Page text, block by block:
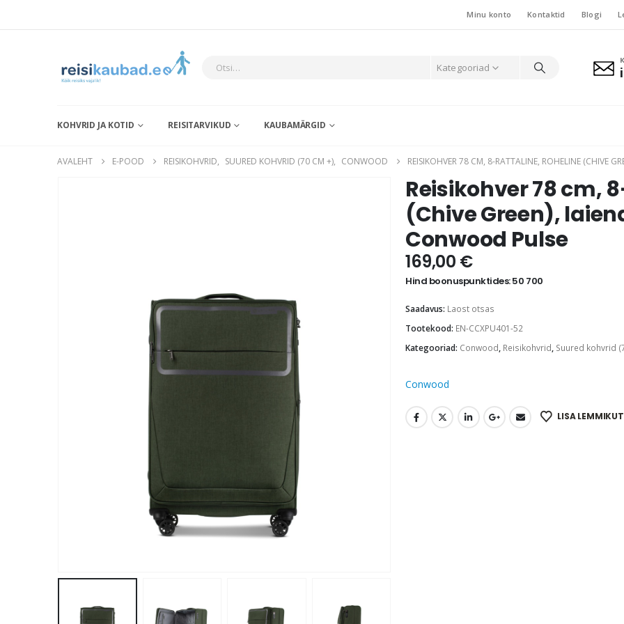
Minu konto Kontaktid Blogi
Kategooriad
KOHVRID JA KOTID REISITARVIKUD KAUBAMÄRGID
AVALEHT E-POOD REISIKOHVRID, SUURED KOHVRID (70 CM +), CONWOOD REISIKOHVER 78 CM, 8-RATTALINE, ROHELINE (CHIVE
Reisikohver 78 cm,
(Chive Green),
Conwood Pulse
169,00 €
Hind boonuspunktides: 50 700
Saadavus: Laost otsas
Tootekood: EN-CCXPU401-52
Kategooriad: Conwood, Reisikohvrid, Suured kohvrid
Conwood
LISA